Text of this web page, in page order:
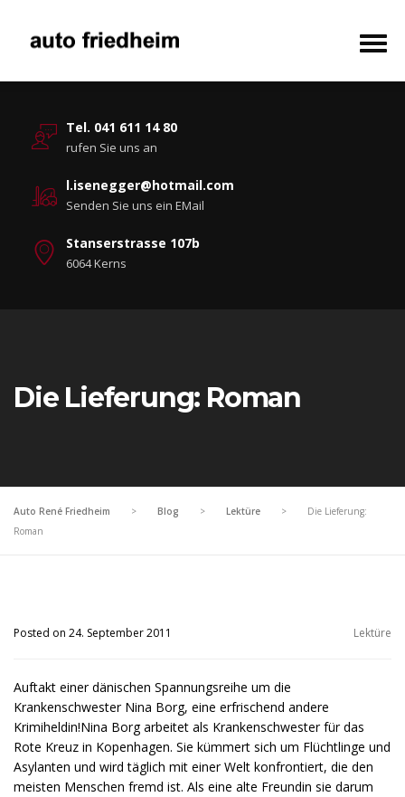
Tel. 041 611 14 80
rufen Sie uns an
l.isenegger@hotmail.com
Senden Sie uns ein EMail
Stanserstrasse 107b
6064 Kerns
Die Lieferung: Roman
Auto René Friedheim > Blog > Lektüre >
Die Lieferung:
Roman
Posted on 24. September 2011 Lektüre
Auftakt einer dänischen Spannungsreihe um die
Krankenschwester Nina Borg, eine erfrischend andere
Krimiheldin!Nina Borg arbeitet als Krankenschwester für das
Rote Kreuz in Kopenhagen. Sie kümmert sich um Flüchtlinge und
Asylanten und wird täglich mit einer Welt konfrontiert, die den
meisten Menschen fremd ist. Als eine alte Freundin sie darum